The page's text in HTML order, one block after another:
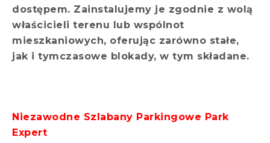
dostępem. Zainstalujemy je zgodnie z wolą
właścicieli terenu lub wspólnot
mieszkaniowych, oferując zarówno stałe,
jak i tymczasowe blokady, w tym składane.
Niezawodne Szlabany Parkingowe Park
Expert